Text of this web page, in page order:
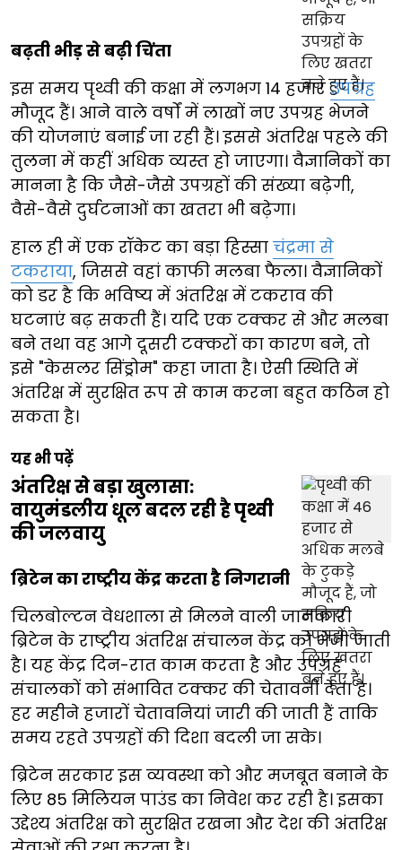
बढ़ती भीड़ से बढ़ी चिंता
इस समय पृथ्वी की कक्षा में लगभग 14 हजारउपग्रह
मौजूद हैं। आने वाले वर्षों में लाखों नए उपग्रह भेजने
की योजनाएं बनाई जा रही हैं। इससे अंतरिक्ष पहले की
तुलना में कहीं अधिक व्यस्त हो जाएगा। वैज्ञानिकों का
मानना है कि जैसे-जैसे उपग्रहों की संख्या बढ़ेगी,
वैसे-वैसे दुर्घटनाओं का खतरा भी बढ़ेगा।
हाल ही में एक रॉकेट का बड़ा हिस्सा चंद्रमा से
टकराया, जिससे वहां काफी मलबा फैला। वैज्ञानिकों
को डर है कि भविष्य में अंतरिक्ष में टकराव की
घटनाएं बढ़ सकती हैं। यदि एक टक्कर से और मलबा
बने तथा वह आगे दूसरी टक्करों का कारण बने, तो
इसे "केसलर सिंड्रोम" कहा जाता है। ऐसी स्थिति में
अंतरिक्ष में सुरक्षित रूप से काम करना बहुत कठिन हो
सकता है।
यह भी पढ़ें
अंतरिक्ष से बड़ा खुलासा:
वायुमंडलीय धूल बदल रही है पृथ्वी
की जलवायु
ब्रिटेन का राष्ट्रीय केंद्र करता है निगरानी
चिलबोल्टन वेधशाला से मिलने वाली जानकारी
ब्रिटेन के राष्ट्रीय अंतरिक्ष संचालन केंद्र को भेजी जाती
है। यह केंद्र दिन-रात काम करता है और उपग्रह
संचालकों को संभावित टक्कर की चेतावनी देता है।
हर महीने हजारों चेतावनियां जारी की जाती हैं ताकि
समय रहते उपग्रहों की दिशा बदली जा सके।
ब्रिटेन सरकार इस व्यवस्था को और मजबूत बनाने के
लिए 85 मिलियन पाउंड का निवेश कर रही है। इसका
उद्देश्य अंतरिक्ष को सुरक्षित रखना और देश की अंतरिक्ष